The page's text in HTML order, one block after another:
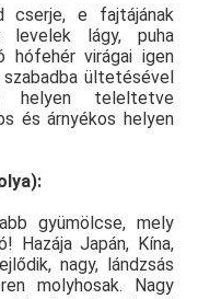
cserje, e fajtájának
levelek lágy, puha
hófehér virágai igen
ültetésével
helyen teleltetve
és árnyékos helyen
gyümölcse, mely
Hazája Japán, Kína,
nagy, lándzsás
molyhosak. Nagy